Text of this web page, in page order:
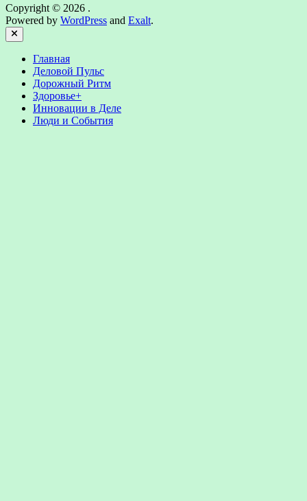
Copyright © 2026 .
Powered by WordPress and Exalt.
Close
Главная
Деловой Пульс
Дорожный Ритм
Здоровье+
Инновации в Деле
Люди и События